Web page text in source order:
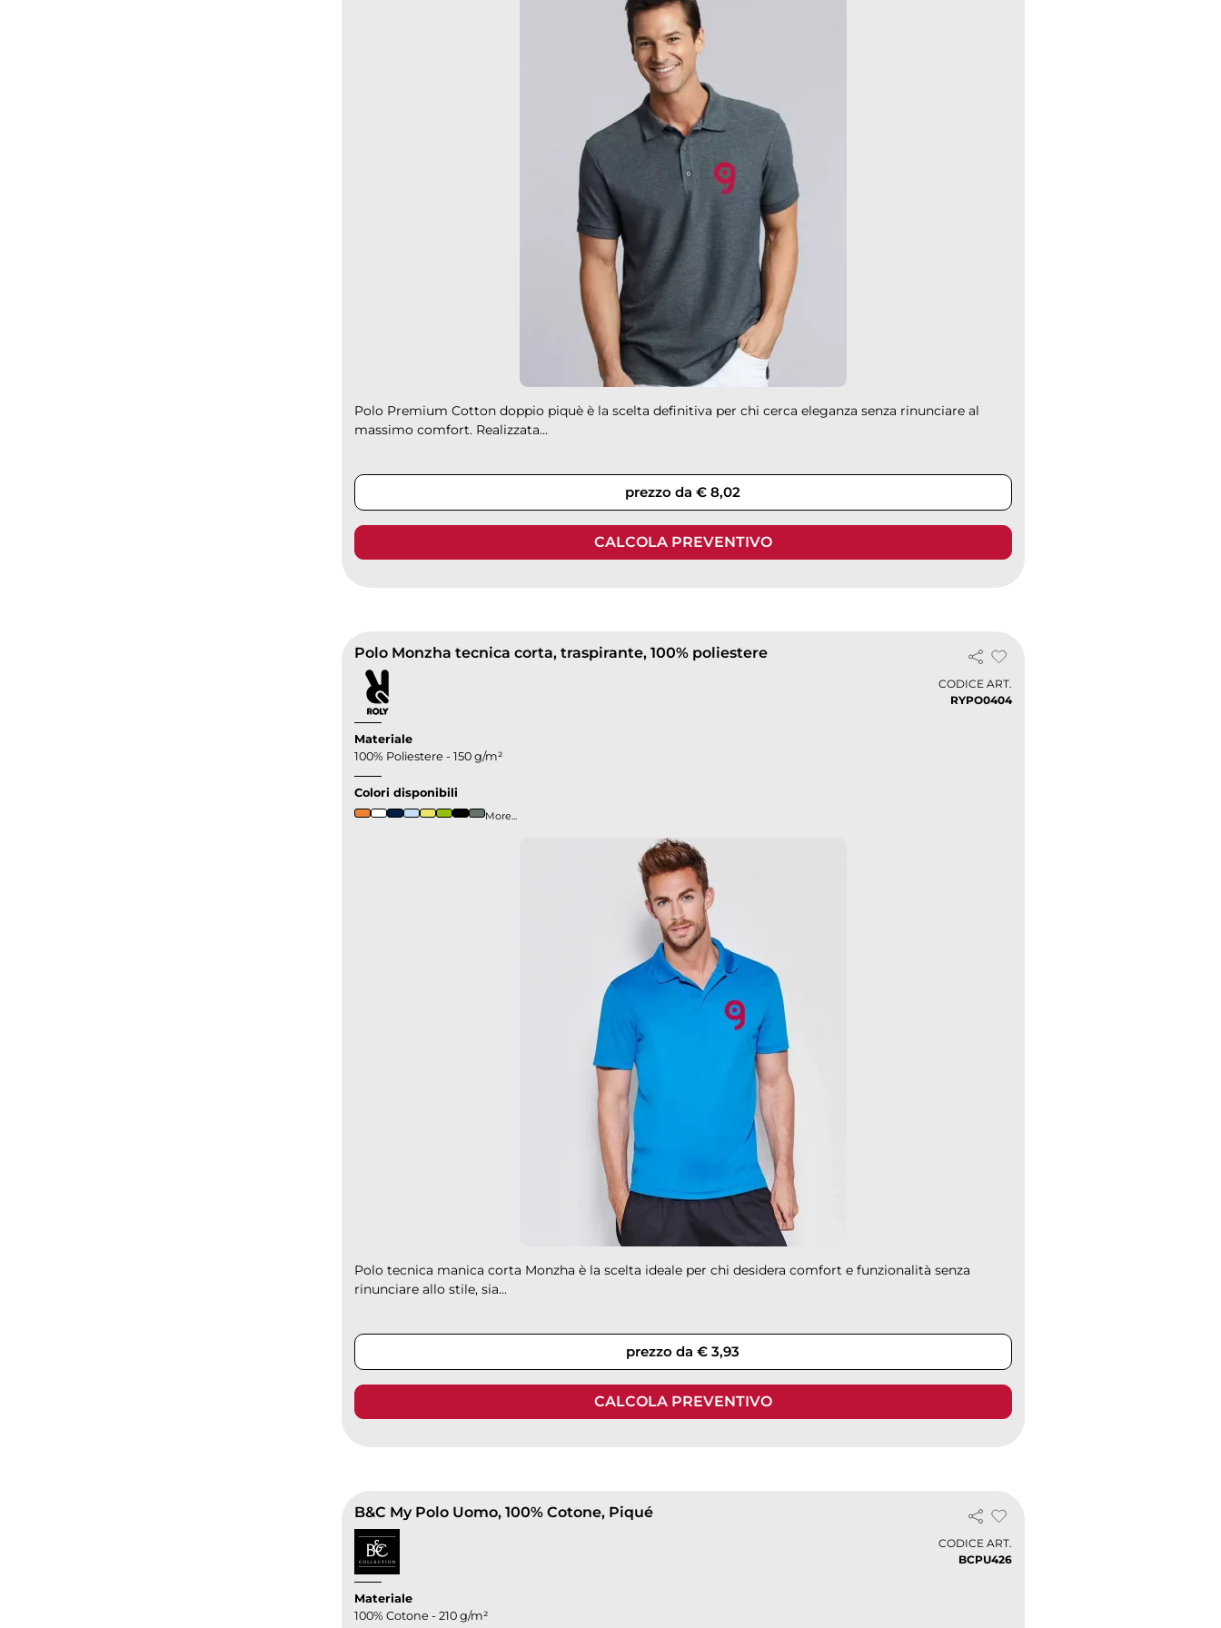
Polo Premium Cotton doppio piquè è la scelta definitiva per chi cerca eleganza senza rinunciare al
massimo comfort. Realizzata...
prezzo da € 8,02
CALCOLA PREVENTIVO
Polo Monzha tecnica corta, traspirante, 100% poliestere
CODICE ART.
RYPO0404
Materiale
100% Poliestere - 150 g/m²
Colori disponibili
More...
Polo tecnica manica corta Monzha è la scelta ideale per chi desidera comfort e funzionalità senza
rinunciare allo stile, sia...
prezzo da € 3,93
CALCOLA PREVENTIVO
B&C My Polo Uomo, 100% Cotone, Piqué
CODICE ART.
BCPU426
Materiale
100% Cotone - 210 g/m²